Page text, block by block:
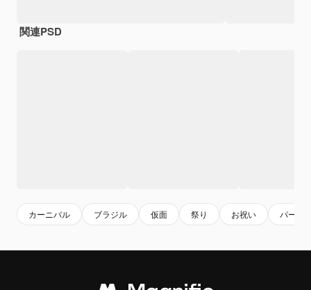
関連PSD
カーニバル ブラジル 仮面 祭り お祝い パーテ